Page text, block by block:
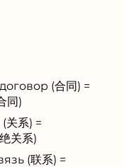
(合同) =
同)
关系) =
关系)
(联系) =